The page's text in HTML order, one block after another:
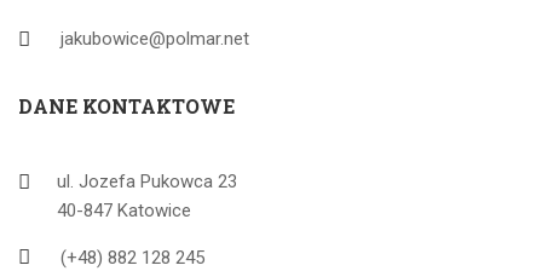
jakubowice@polmar.net
DANE KONTAKTOWE
ul. Jozefa Pukowca 23
40-847 Katowice
(+48) 882 128 245